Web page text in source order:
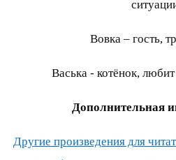
Вовка – гость,
Васька - котёнок,
Дополнительная
Другие произведения для